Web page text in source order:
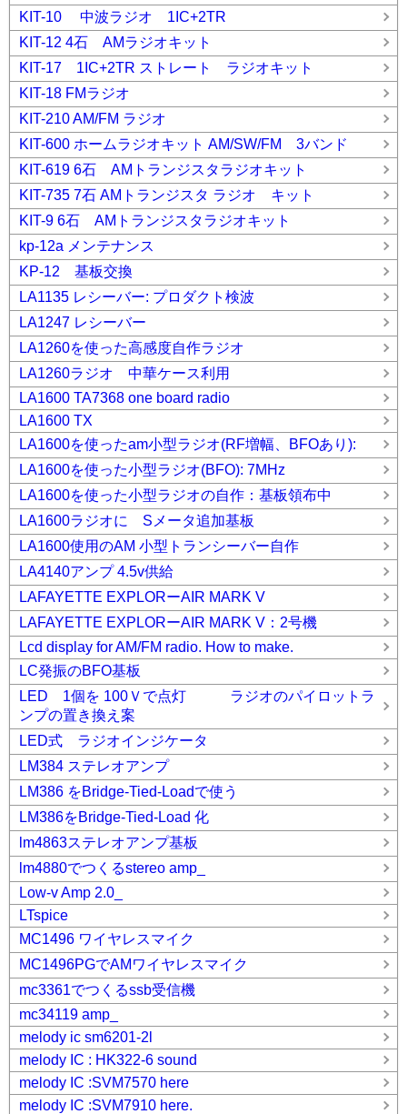
KIT-10 中波ラジオ 1IC+2TR
KIT-12 4石 AMラジオキット
KIT-17 1IC+2TR ストレート ラジオキット
KIT-18 FMラジオ
KIT-210 AM/FM ラジオ
KIT-600 ホームラジオキット AM/SW/FM 3バンド
KIT-619 6石 AMトランジスタラジオキット
KIT-735 7石 AMトランジスタ ラジオ キット
KIT-9 6石 AMトランジスタラジオキット
kp-12a メンテナンス
KP-12 基板交換
LA1135 レシーバー: プロダクト検波
LA1247 レシーバー
LA1260を使った高感度自作ラジオ
LA1260ラジオ 中華ケース利用
LA1600 TA7368 one board radio
LA1600 TX
LA1600を使ったam小型ラジオ(RF増幅、BFOあり):
LA1600を使った小型ラジオ(BFO): 7MHz
LA1600を使った小型ラジオの自作：基板領布中
LA1600ラジオに Sメータ追加基板
LA1600使用のAM 小型トランシーバー自作
LA4140アンプ 4.5v供給
LAFAYETTE EXPLORーAIR MARK V
LAFAYETTE EXPLORーAIR MARK V：2号機
Lcd display for AM/FM radio. How to make.
LC発振のBFO基板
LED 1個を 100Ｖで点灯 ラジオのパイロットラ
ンプの置き換え案
LED式 ラジオインジケータ
LM384 ステレオアンプ
LM386 をBridge-Tied-Loadで使う
LM386をBridge-Tied-Load 化
lm4863ステレオアンプ基板
lm4880でつくるstereo amp_
Low-v Amp 2.0_
LTspice
MC1496 ワイヤレスマイク
MC1496PGでAMワイヤレスマイク
mc3361でつくるssb受信機
mc34119 amp_
melody ic sm6201-2l
melody IC : HK322-6 sound
melody IC :SVM7570 here
melody IC :SVM7910 here.